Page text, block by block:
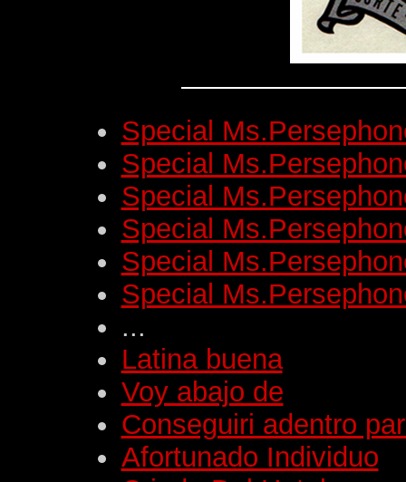
Special
Special
Special
Special
Special
Special
...
Latina buena
Voy abajo de
Conseguiri adentro
Afortunado Individuo